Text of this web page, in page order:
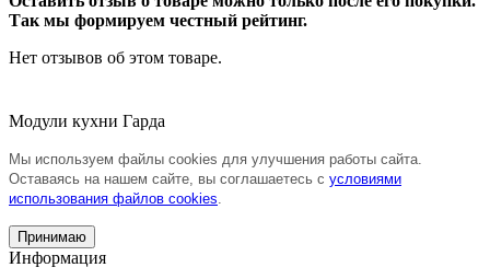
Так мы формируем честный рейтинг.
Нет отзывов об этом товаре.
Модули кухни Гарда
Мы используем файлы cookies для улучшения работы сайта.
Оставаясь на нашем сайте, вы соглашаетесь с условиями
использования файлов cookies
Принимаю
Информация